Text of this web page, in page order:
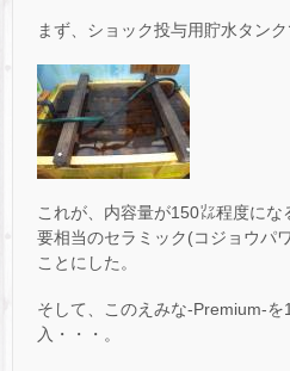
まず、ショック投与用貯水タンク
これが、内容量が150㍑程度に
要相当のセラミック(コジョウパ
ことにした。
そして、このえみな-Premium-
入・・・。